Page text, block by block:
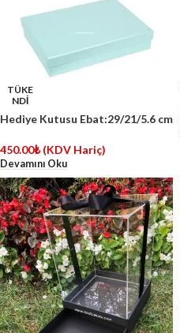
TÜKE
NDİ
Hediye Kutusu Ebat:29/21/5.6 cm
450.00₺ (KDV Hariç)
Devamını Oku